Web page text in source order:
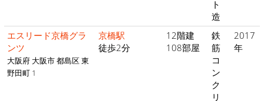
ト
造
エスリード京橋グラ
ンツ
大阪府 大阪市 都島区 東
野田町 1
京橋駅
徒歩2分
12階建
108部屋
鉄
筋
コ
ン
ク
リ
2017
年